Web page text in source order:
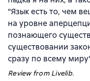
"Язык есть то, чем
на уровне
познающего
существовании
сразу по всему
Review from Livelib.